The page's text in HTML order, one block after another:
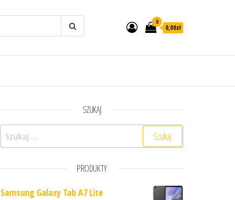
0
0,00zł
SZUKAJ
Szukaj:
PRODUKTY
Samsung Galaxy Tab A7 Lite